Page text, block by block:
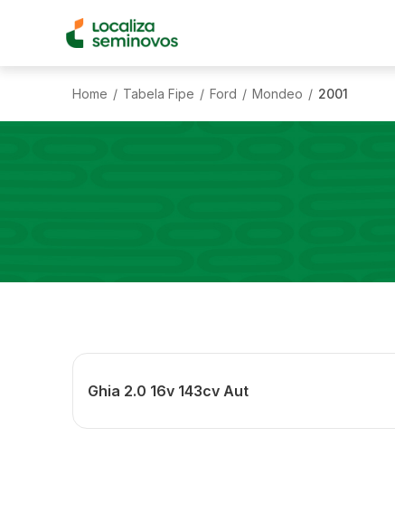
Home / Tabela Fipe / Ford / Mondeo / 2001
Ghia 2.0 16v 143cv Aut